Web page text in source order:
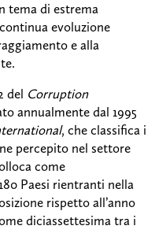
tema di estrema
evoluzione
e alla
del Corruption
annualmente dal 1995
, che classifica i
percepito nel settore
come
Paesi rientranti nella
rispetto all’anno
diciassettesima tra i